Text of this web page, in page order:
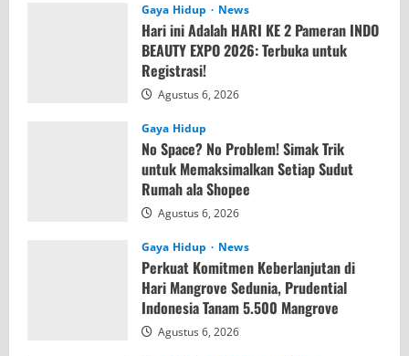
Gaya Hidup
News
Hari ini Adalah HARI KE 2 Pameran INDO
BEAUTY EXPO 2026: Terbuka untuk
Registrasi!
Agustus 6, 2026
Gaya Hidup
No Space? No Problem! Simak Trik
untuk Memaksimalkan Setiap Sudut
Rumah ala Shopee
Agustus 6, 2026
Gaya Hidup News
Perkuat Komitmen Keberlanjutan di
Hari Mangrove Sedunia, Prudential
Indonesia Tanam 5.500 Mangrove
Agustus 6, 2026